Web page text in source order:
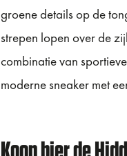
groene details op de
strepen lopen over de
combinatie van
moderne sneaker met
Koop hier de